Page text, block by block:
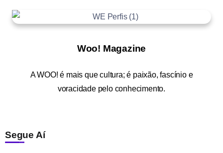
Woo! Magazine
AWOO! é mais que cultura; é paixão, fascínio e
voracidade pelo conhecimento.
Segue Aí